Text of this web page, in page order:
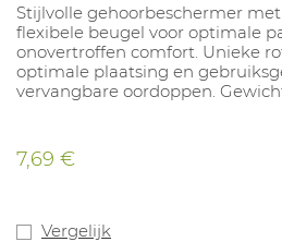
Stijlvolle gehoorbeschermer
flexibele beugel voor optimale
onovertroffen comfort. Unieke
optimale plaatsing en
vervangbare oordoppen.
7,69 €
Vergelijk